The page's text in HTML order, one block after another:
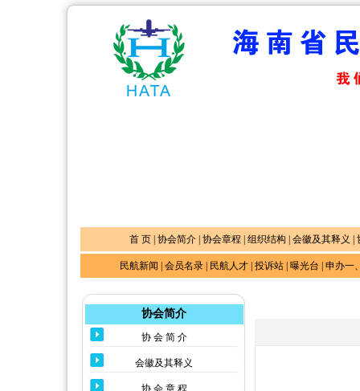
首 页 协会简介 协会章程 组织结构 会徽及其释义
民航新闻 会员名录| 民航人才| 投诉站| 曝光台 申办一
协会简介
协 会 简 介
会徽及其释义
协 会 章 程